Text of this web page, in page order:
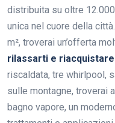
distribuita su oltre
unica nel cuore della
m², troverai un’offerta
rilassarti e
riscaldata, tre whirlpool,
sulle montagne, troverai
bagno vapore, un